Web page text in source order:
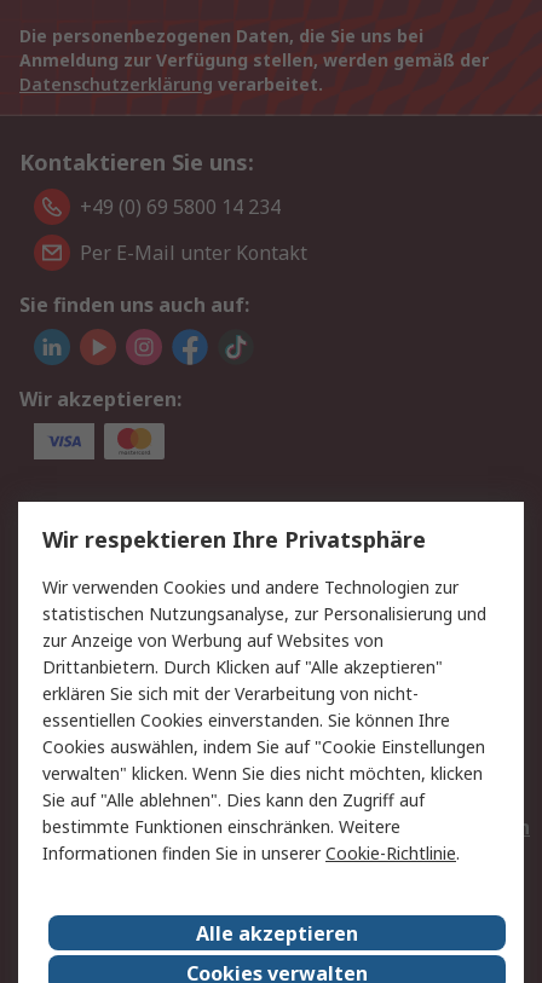
Die personenbezogenen Daten, die Sie uns bei
Anmeldung zur Verfügung stellen, werden gemäß der
Datenschutzerklärung verarbeitet.
Kontaktieren Sie uns:
+49 (0) 69 5800 14 234
Per E-Mail unter Kontakt
Sie finden uns auch auf:
Wir akzeptieren:
Service
Value Added Services
Lieferlösungen
Rücksendungen
Kontakt
Hilfe
Privatkunden
Rechtliches
AGB
Datenschutz
Cookie-Richtlinie
Zahlungsbedingungen
Copyright/Impressum
Entsorgung
Elektrogeräte/Batterien
RS weltweit
Karriere bei RS
Nachhaltigkeit
Wir respektieren Ihre Privatsphäre
Wir verwenden Cookies und andere Technologien zur
statistischen Nutzungsanalyse, zur Personalisierung und
zur Anzeige von Werbung auf Websites von
Drittanbietern. Durch Klicken auf "Alle akzeptieren"
erklären Sie sich mit der Verarbeitung von nicht-
essentiellen Cookies einverstanden. Sie können Ihre
Cookies auswählen, indem Sie auf "Cookie Einstellungen
verwalten" klicken. Wenn Sie dies nicht möchten, klicken
Sie auf "Alle ablehnen". Dies kann den Zugriff auf
bestimmte Funktionen einschränken. Weitere
Informationen finden Sie in unsererCookie-Richtlinie.
Alle akzeptieren
Cookies verwalten